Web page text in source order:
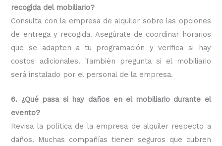
recogida del mobiliario?
Consulta con la empresa de alquiler sobre las opciones
de entrega y recogida. Asegúrate de coordinar horarios
que se adapten a tu programación y verifica si hay
costos adicionales. También pregunta si el mobiliario
será instalado por el personal de la empresa.
6. ¿Qué pasa si hay daños en el mobiliario durante el
evento?
Revisa la política de la empresa de alquiler respecto a
daños. Muchas compañías tienen seguros que cubren